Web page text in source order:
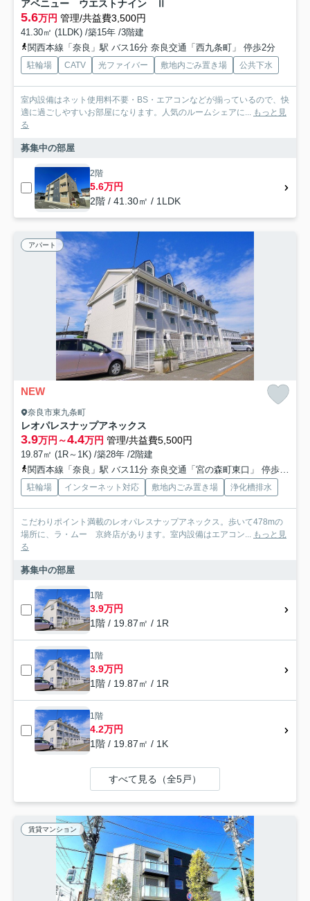
アベニュー ウエストナイン Ⅱ
5.6万円 管理/共益費3,500円
41.30㎡ (1LDK) /築15年 /3階建
関西本線「奈良」駅 バス16分 奈良交通「西九条町」 停歩2分
駐輪場 CATV 光ファイバー 敷地内ごみ置き場 公共下水
室内設備はネット使用料不要・BS・エアコンなどが揃っているので、快
適に過ごしやすいお部屋になります。人気のルームシェアに... もっと見
る
募集中の部屋
2階
5.6万円
2階 / 41.30㎡ / 1LDK
アパート
NEW
奈良市東九条町
レオパレスナップアネックス
3.9万円～4.4万円 管理/共益費5,500円
19.87㎡ (1R～1K) /築28年 /2階建
関西本線「奈良」駅 バス11分 奈良交通「宮の森町東口」 停歩2分
駐輪場 インターネット対応 敷地内ごみ置き場 浄化槽排水
こだわりポイント満載のレオパレスナップアネックス。歩いて478mの
場所に、ラ・ムー 京終店があります。室内設備はエアコン... もっと見
る
募集中の部屋
1階
3.9万円
1階 / 19.87㎡ / 1R
1階
3.9万円
1階 / 19.87㎡ / 1R
1階
4.2万円
1階 / 19.87㎡ / 1K
すべて見る（全5戸）
賃貸マンション